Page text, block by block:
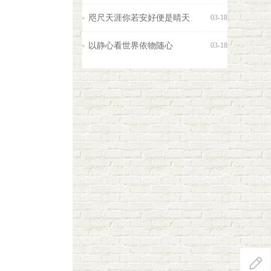
咫尺天涯你若安好便是晴天 03-18
以静心看世界依物随心 03-18